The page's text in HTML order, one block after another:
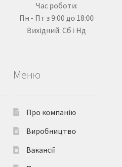
Час роботи:
Пн - Пт з 9:00 до 18:00
Вихідний: Сб і Нд
Меню
Про компанію
Виробництво
Вакансії